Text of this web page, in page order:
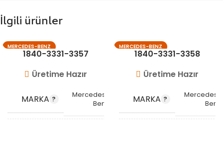
İlgili ürünler
MERCEDES-BENZ
1840-3331-3357
Üretime Hazır
MARKA
Mercedes-
Benz
MERCEDES-BENZ
1840-3331-3358
Üretime Hazır
MARKA
Mercedes-
Benz